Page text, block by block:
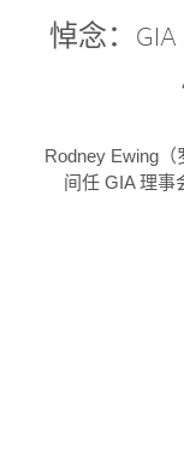
悼念：GIA
Rodney Ewing（
间任 GIA 理事